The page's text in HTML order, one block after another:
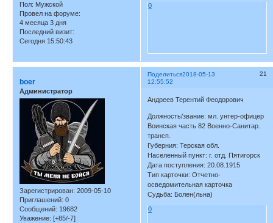
Пол: Мужской
Провел на форуме:
4 месяца 3 дня
Последний визит:
Сегодня 15:50:43
0
Поделиться 21
2018-05-13
12:55:52
boer
Администратор
Зарегистрирован: 2009-05-10
Приглашений: 0
Сообщений: 19682
Уважение: [+85/-7]
Андреев Терентий Феодорович
Должность/звание: мл. унтер-офицер
Воинская часть 82 Военно-Санитар.
трансп.
Губерния: Терская обл.
Населенный пункт: г. отд. Пятигорск
Дата поступления: 20.08.1915
Тип карточки: Отчетно-
осведомительная карточка
Судьба: Болен(льна)
0